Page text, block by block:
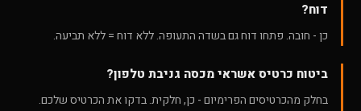
דוח?
כן - חובה. פתחו דוח גם בשדה התעופה. ללא דוח = ללא תביעה.
ביטוח כרטיס אשראי מכסה גניבת טלפון?
בחלק מהכרטיסים הפרימיום - כן, חלקית. בדקו את הכרטיס שלכם.